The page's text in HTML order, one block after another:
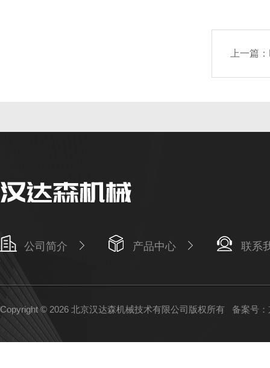
上一篇：
公司简介 产品中心 联系
Copyright © 2026 北京汉达森机械技术有限公司版权所有 备案号：